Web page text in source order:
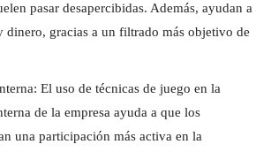
pasar desapercibidas. Además, ayudan a
dinero, gracias a un filtrado más objetivo de
El uso de técnicas de juego en la
de la empresa ayuda a que los
una participación más activa en la